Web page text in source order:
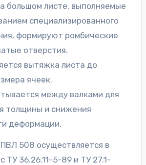
большом листе, выполняемые
специализированного
формируют ромбические
отверстия.
вытяжка листа до
ячеек.
между валками для
толщины и снижения
деформации.
508 осуществляется в
ТУ 36.26.11-5-89 и ТУ 27.1-